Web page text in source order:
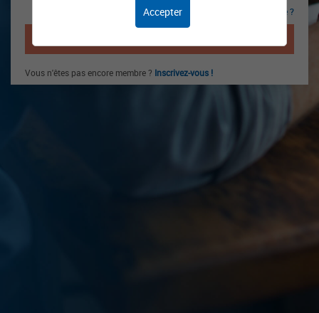
Accepter Mot de passe oublié ?
Vous n'êtes pas encore membre ? Inscrivez-vous !